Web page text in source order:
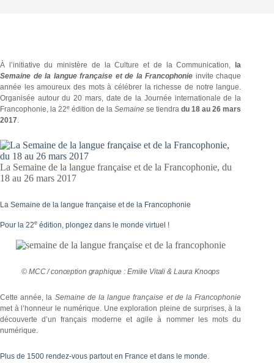
À l’initiative du ministère de la Culture et de la Communication,
la
Semaine de la langue française et de la Francophonie invite chaque
année les amoureux des mots à célébrer la richesse de notre langue.
Organisée autour du 20 mars, date de la Journée internationale de la
Francophonie, la 22e édition de laSemainese tiendradu 18 au 26 mars
2017.
La Semaine de la langue française et de la Francophonie, du
18 au 26 mars 2017
La Semaine de la langue française et de la Francophonie
Pour la 22e édition, plongez dans le monde virtuel !
© MCC / conception graphique : Emilie Vitali & Laura Knoops
Cette année, la Semaine de la langue française et de la Francophonie
met à l’honneur le numérique. Une exploration pleine de surprises, à la
découverte d’un français moderne et agile à nommer les mots du
numérique.
Plus de 1500 rendez-vous partout en France et dans le monde.